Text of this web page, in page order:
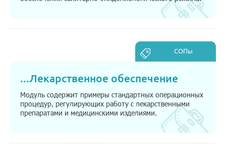
СОПы
...Лекарственное обеспечение
Модуль содержит примеры стандартных операционных
процедур, регулирующих работу с лекарственными
препаратами и медицинскими изделиями.